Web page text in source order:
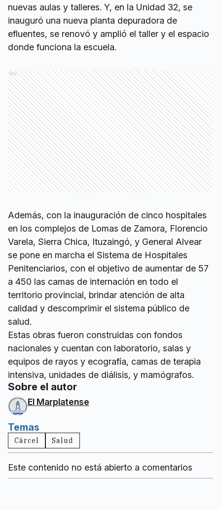
nuevas aulas y talleres. Y, en la Unidad 32, se
inauguró una nueva planta depuradora de
efluentes, se renovó y amplió el taller y el espacio
donde funciona la escuela.
Ads
Además, con la inauguración de cinco hospitales
en los complejos de Lomas de Zamora, Florencio
Varela, Sierra Chica, Ituzaingó, y General Alvear
se pone en marcha el Sistema de Hospitales
Penitenciarios, con el objetivo de aumentar de 57
a 450 las camas de internación en todo el
territorio provincial, brindar atención de alta
calidad y descomprimir el sistema público de
salud.
Estas obras fueron construidas con fondos
nacionales y cuentan con laboratorio, salas y
equipos de rayos y ecografía, camas de terapia
intensiva, unidades de diálisis, y mamógrafos.
Sobre el autor
El Marplatense
Temas
Cárcel Salud
Este contenido no está abierto a comentarios